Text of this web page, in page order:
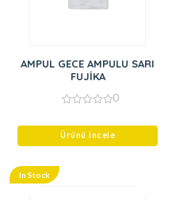
AMPUL GECE AMPULU SARI
FUJİKA
of
0
Ürünü İncele
In Stock